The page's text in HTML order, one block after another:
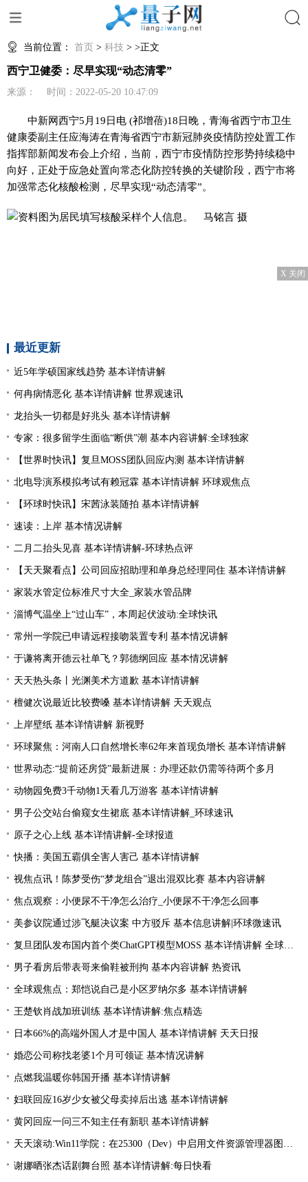
当前位置： 首页 > 科技 > >正文
西宁卫健委：尽早实现“动态清零”
来源： 时间：2022-05-20 10:47:09
中新网西宁5月19日电 (祁增蓓)18日晚，青海省西宁市卫生
健康委副主任应海涛在青海省西宁市新冠肺炎疫情防控处置工作
指挥部新闻发布会上介绍，当前，西宁市疫情防控形势持续稳中
向好，正处于应急处置向常态化防控转换的关键阶段，西宁市将
加强常态化核酸检测，尽早实现“动态清零”。
X 关闭
最近更新
近5年学硕国家线趋势 基本详情讲解
何冉病情恶化 基本详情讲解 世界观速讯
龙抬头一切都是好兆头 基本详情讲解
专家：很多留学生面临“断供”潮 基本内容讲解:全球独家
【世界时快讯】复旦MOSS团队回应内测 基本详情讲解
北电导演系模拟考试有赖冠霖 基本详情讲解 环球观焦点
【环球时快讯】宋茜泳装随拍 基本详情讲解
速读：上岸 基本情况讲解
二月二抬头见喜 基本详情讲解-环球热点评
【天天聚看点】公司回应招助理和单身总经理同住 基本详情讲解
家装水管定位标准尺寸大全_家装水管品牌
淄博气温坐上“过山车”，本周起伏波动:全球快讯
常州一学院已申请远程接吻装置专利 基本情况讲解
于谦将离开德云社单飞？郭德纲回应 基本情况讲解
天天热头条丨光渊美术方道歉 基本详情讲解
檀健次说最近比较费嗓 基本详情讲解 天天观点
上岸壁纸 基本详情讲解 新视野
环球聚焦：河南人口自然增长率62年来首现负增长 基本详情讲解
世界动态:“提前还房贷”最新进展：办理还款仍需等待两个多月
动物园免费3千动物1天看几万游客 基本详情讲解
男子公交站台偷窥女生裙底 基本详情讲解_环球速讯
原子之心上线 基本详情讲解-全球报道
快播：美国五霸俱全害人害己 基本详情讲解
视焦点讯！陈梦受伤“梦龙组合”退出混双比赛 基本内容讲解
焦点观察：小便尿不干净怎么治疗_小便尿不干净怎么回事
美参议院通过涉飞艇决议案 中方驳斥 基本信息讲解|环球微速讯
复旦团队发布国内首个类ChatGPT模型MOSS 基本详情讲解 全球实时
男子看房后带表哥来偷鞋被刑拘 基本内容讲解 热资讯
全球观焦点：郑恺说自己是小区罗纳尔多 基本详情讲解
王楚钦肖战加班训练 基本详情讲解:焦点精选
日本66%的高端外国人才是中国人 基本详情讲解 天天日报
婚恋公司称找老婆1个月可领证 基本情况讲解
点燃我温暖你韩国开播 基本详情讲解
妇联回应16岁少女被父母卖掉后出逃 基本详情讲解
黄冈回应一问三不知主任有新职 基本详情讲解
天天滚动:Win11学院：在25300（Dev）中启用文件资源管理器图片的隐藏功能
谢娜晒张杰话剧舞台照 基本详情讲解:每日快看